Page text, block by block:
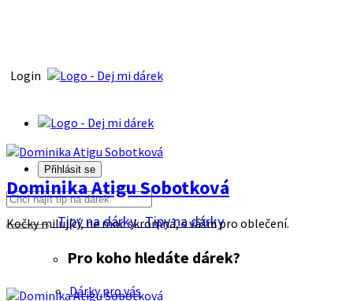
Login
Přihlásit se
Tipy na dárkyTipy na dárky
Pro koho hledáte dárek?
Dárky pro vás
Dominika Atigu Sobotková
Kočky milující, ne moc skromná, s vášni pro oblečení.